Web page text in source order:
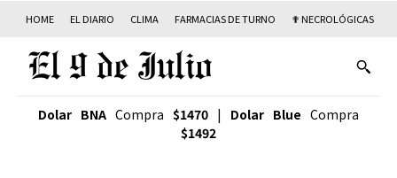
HOME EL DIARIO CLIMA FARMACIAS DE TURNO ✟ NECROLÓGICAS
Dolar BNA Compra $1470 | Dolar Blue Compra
$1492